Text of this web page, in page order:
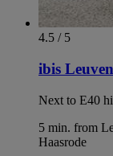
4.5 / 5
ibis
Next to E40
5 min. from
Haasrode